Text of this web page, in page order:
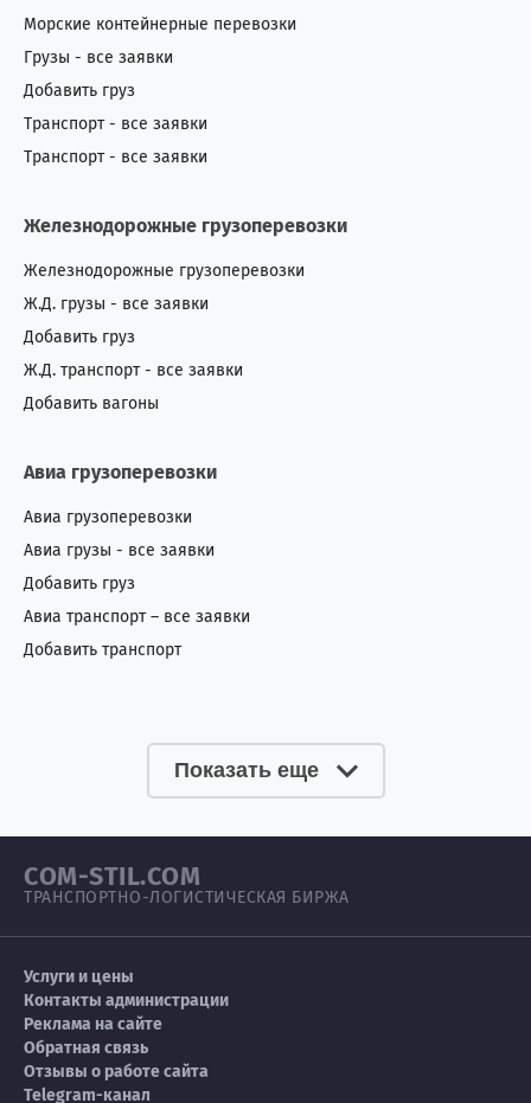
Морские контейнерные перевозки
Грузы - все заявки
Добавить груз
Транспорт - все заявки
Транспорт - все заявки
Железнодорожные грузоперевозки
Железнодорожные грузоперевозки
Ж.Д. грузы - все заявки
Добавить груз
Ж.Д. транспорт - все заявки
Добавить вагоны
Авиа грузоперевозки
Авиа грузоперевозки
Авиа грузы - все заявки
Добавить груз
Авиа транспорт – все заявки
Добавить транспорт
Показать еще
COM-STIL.COM
ТРАНСПОРТНО-ЛОГИСТИЧЕСКАЯ БИРЖА
Услуги и цены
Контакты администрации
Реклама на сайте
Обратная связь
Отзывы о работе сайта
Telegram-канал